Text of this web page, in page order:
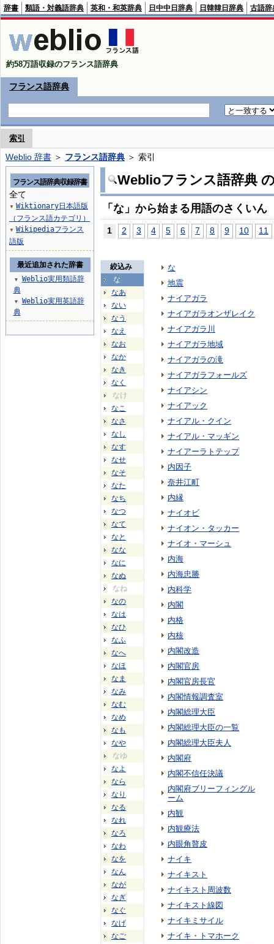
辞書 類語・対義語辞典 英和・和英辞典 日中中日辞典 日韓韓日辞典 古語辞
約58万語収録のフランス語辞典
フランス語辞典
索引
Weblio 辞書 ＞ フランス語辞典 ＞ 索引
Weblioフランス語辞典
「な」から始まる用語のさくいん
1 2 3 4 5 6 7 8 9 10 11
絞込み
な
なあ
ない
なう
なえ
なお
なか
なき
なく
なけ
なこ
なさ
なし
なす
なせ
なそ
なた
なち
なつ
なて
なと
なな
なに
なぬ
なね
なの
なは
なひ
なふ
なへ
なほ
なま
なみ
なむ
なめ
なも
なや
なゆ
なよ
なら
なり
なる
なれ
なろ
なわ
なを
なん
なが
なぎ
なぐ
なげ
なご
な
地震
ナイアガラ
ナイアガラオンザレイク
ナイアガラ川
ナイアガラ地域
ナイアガラの滝
ナイアガラフォールズ
ナイアシン
ナイアック
ナイアル・クイン
ナイアル・マッギン
ナイアーラトテップ
内因子
奈井江町
内縁
ナイオビ
ナイオン・タッカー
ナイオ・マーシュ
内海
内海忠勝
内科学
内閣
内格
内核
内閣改造
内閣官房
内閣官房長官
内閣情報調査室
内閣総理大臣
内閣総理大臣の一覧
内閣総理大臣夫人
内閣府
内閣不信任決議
内閣府ブリーフィングル
ーム
内観
内観療法
内眼角贅皮
ナイキ
ナイキスト
ナイキスト周波数
ナイキスト線図
ナイキミサイル
ナイキ・トマホーク
フランス語辞典収録辞書
全て
▼ Wiktionary日本語版
（フランス語カテゴリ）
▼ Wikipediaフランス
語版
最近追加された辞書
▼
Weblio実用類語辞
典
▼
Weblio実用英語辞
典